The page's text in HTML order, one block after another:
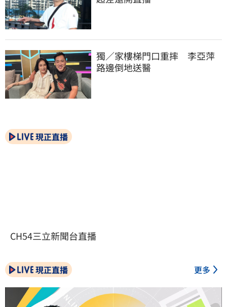
獨／家樓梯門口重摔　李亞萍
路邊倒地送醫
現正直播
CH54三立新聞台直播
現正直播 更多